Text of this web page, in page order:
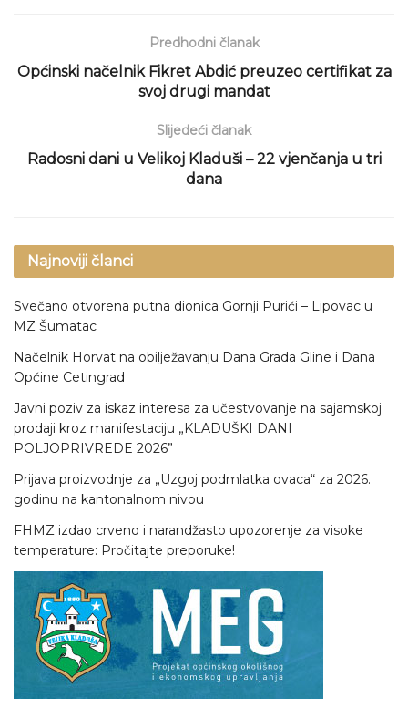
Predhodni članak
Općinski načelnik Fikret Abdić preuzeo certifikat za
svoj drugi mandat
Slijedeći članak
Radosni dani u Velikoj Kladuši – 22 vjenčanja u tri
dana
Najnoviji članci
Svečano otvorena putna dionica Gornji Purići – Lipovac u
MZ Šumatac
Načelnik Horvat na obilježavanju Dana Grada Gline i Dana
Općine Cetingrad
Javni poziv za iskaz interesa za učestvovanje na sajamskoj
prodaji kroz manifestaciju „KLADUŠKI DANI
POLJOPRIVREDE 2026”
Prijava proizvodnje za „Uzgoj podmlatka ovaca“ za 2026.
godinu na kantonalnom nivou
FHMZ izdao crveno i narandžasto upozorenje za visoke
temperature: Pročitajte preporuke!